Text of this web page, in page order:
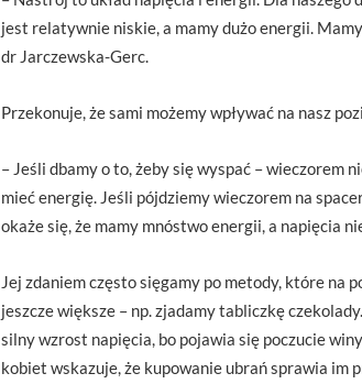
jest relatywnie niskie, a mamy dużo energii.
dr Jarczewska-Gerc.
Przekonuje, że sami możemy wpływać na nasz
– Jeśli dbamy o to, żeby się wyspać – wieczorem
mieć energię. Jeśli pójdziemy wieczorem na
okaże się, że mamy mnóstwo energii, a napięcia
Jej zdaniem często sięgamy po metody, które na
jeszcze większe – np. zjadamy tabliczkę
silny wzrost napięcia, bo pojawia się poczucie
kobiet wskazuje, że kupowanie ubrań sprawia im